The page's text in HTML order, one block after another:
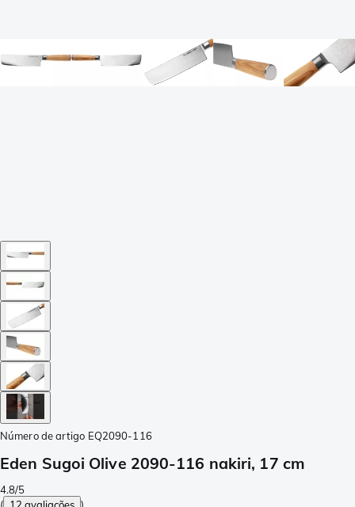
Número de artigo EQ2090-116
Eden Sugoi Olive 2090-116 nakiri, 17 cm
4.8/5